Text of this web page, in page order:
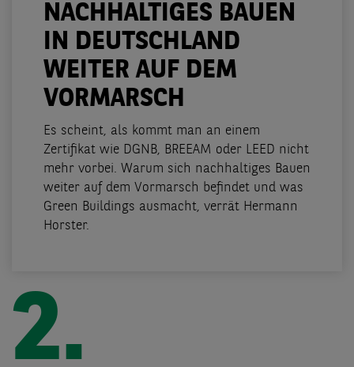
NACHHALTIGES BAUEN
IN DEUTSCHLAND
WEITER AUF DEM
VORMARSCH
Es scheint, als kommt man an einem
Zertifikat wie DGNB, BREEAM oder LEED nicht
mehr vorbei. Warum sich nachhaltiges Bauen
weiter auf dem Vormarsch befindet und was
Green Buildings ausmacht, verrät Hermann
Horster.
2.